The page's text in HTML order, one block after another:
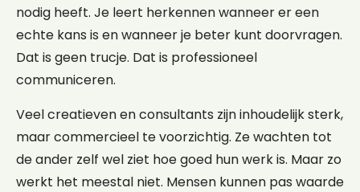
nodig heeft. Je leert herkennen wanneer er een
echte kans is en wanneer je beter kunt doorvragen.
Dat is geen trucje. Dat is professioneel
communiceren.
Veel creatieven en consultants zijn inhoudelijk sterk,
maar commercieel te voorzichtig. Ze wachten tot
de ander zelf wel ziet hoe goed hun werk is. Maar zo
werkt het meestal niet. Mensen kunnen pas waarde